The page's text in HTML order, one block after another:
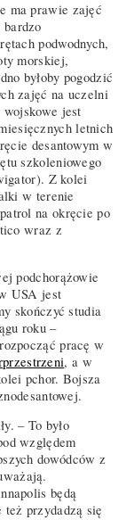
ma prawie zajęć
podwodnych,
morskiej,
byłoby pogodzić
zajęć na uczelni
jest
letnich
desantowym w
szkoleniowego
Z kolei
w terenie
na okręcie po
wraz z
podchorążowie
USA jest
skończyć studia
roku –
pracę w
, a w
pchor. Bojsza
– To było
względem
dowódców z
będą
też przydadzą się